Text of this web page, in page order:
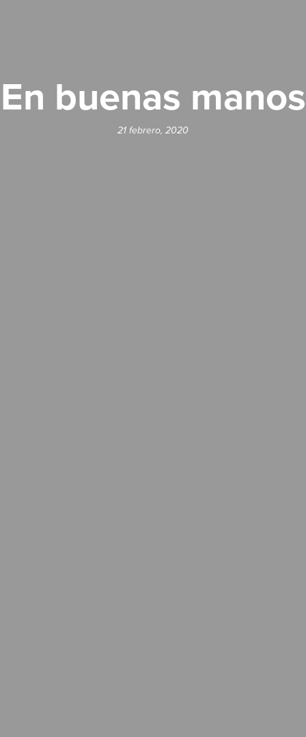
En buenas manos
21 febrero, 2020